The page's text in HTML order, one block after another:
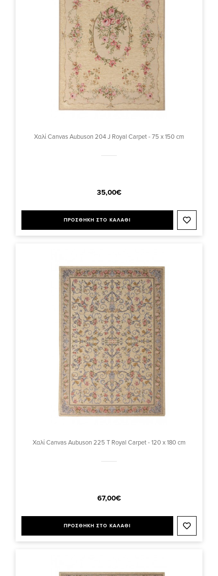
Χαλί Canvas Aubuson 204 J Royal Carpet - 75 x 150 cm
35,00€
ΠΡΟΣΘΗΚΗ ΣΤΟ ΚΑΛΑΘΙ
Χαλί Canvas Aubuson 225 T Royal Carpet - 120 x 180 cm
67,00€
ΠΡΟΣΘΗΚΗ ΣΤΟ ΚΑΛΑΘΙ